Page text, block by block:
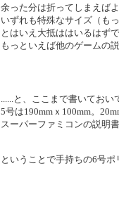
余った分は折ってしまえば
いずれも特殊なサイズ（も
とはいえ大抵ははいるはずで
もっといえば他のゲームの
......と、ここまで書いておい
5号は190mmｘ100mm。
スーパーファミコンの説明
ということで手持ちの6号ポ